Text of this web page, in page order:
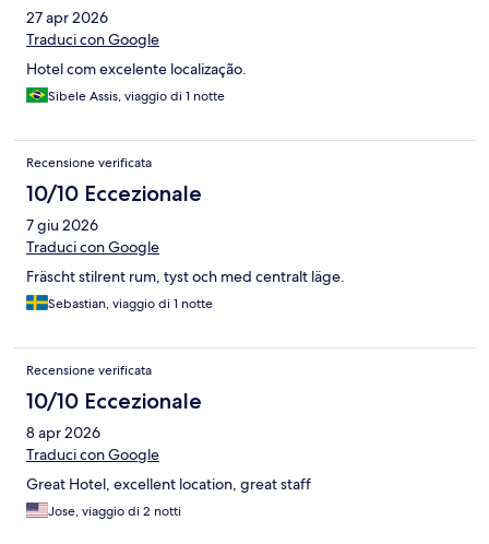
27 apr 2026
Traduci con Google
Hotel com excelente localização.
Sibele Assis, viaggio di 1 notte
Recensione verificata
10/10 Eccezionale
7 giu 2026
Traduci con Google
Fräscht stilrent rum, tyst och med centralt läge.
Sebastian, viaggio di 1 notte
Recensione verificata
10/10 Eccezionale
8 apr 2026
Traduci con Google
Great Hotel, excellent location, great staff
Jose, viaggio di 2 notti